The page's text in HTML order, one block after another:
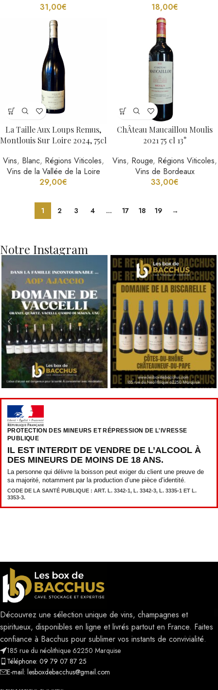
31,00€
18,00€
La Taille Aux Loups Remus,
Montlouis Sur Loire 2024, 75cl
Vins, Blanc, Régions Viticoles,
Vins de la Vallée de la Loire
29,00€
ChÂteau Maucaillou Moulis
2021 75 cl 13°
Vins, Rouge, Régions Viticoles,
Vins de Bordeaux
33,00€
1 2 3 4 … 17 18 19 →
Notre Instagram
PROTECTION DES MINEURS ET RÉPRESSION DE L'IVRESSE
PUBLIQUE
IL EST INTERDIT DE VENDRE DE L’ALCOOL À
DES MINEURS DE MOINS DE 18 ANS.
La personne qui délivre la boisson peut exiger du client une preuve de
sa majorité, notamment par la production d’une pièce d’identité.
CODE DE LA SANTÉ PUBLIQUE : ART. L. 3342-1, L. 3342-3, L. 3335-1 ET L.
3353-3.
Découvrez une sélection unique de vins, champagnes et
spiritueux, disponibles en ligne et livrés partout en France. Faites
confiance à Bacchus pour sublimer vos instants de convivialité.
185 rue du néolithique 62250 Marquise
Téléphone: 09 79 07 87 25
E-mail: lesboxdebacchus@gmail.com